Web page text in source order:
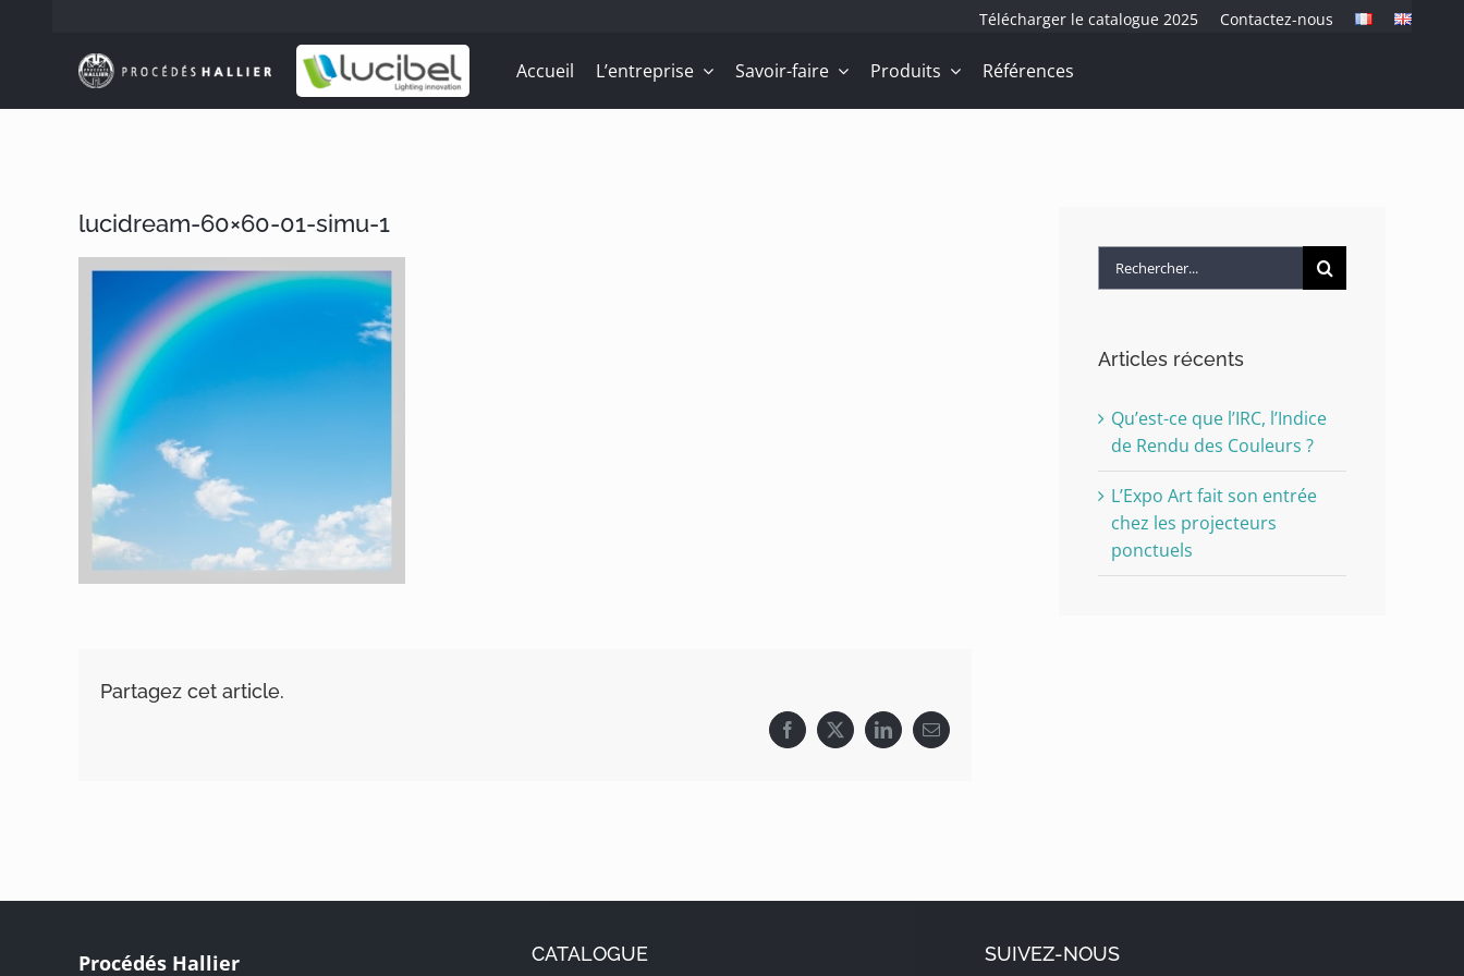
Télécharger le catalogue 2025 Contactez-nous
Accueil L’entreprise Savoir-faire Produits Références
lucidream-60×60-01-simu-1
Partagez cet article.
Facebook
X LinkedInEmail
Rechercher:
Articles récents
Qu’est-ce que l’IRC, l’Indice
de Rendu des Couleurs ?
L’Expo Art fait son entrée
chez les projecteurs
ponctuels
Procédés Hallier CATALOGUE SUIVEZ-NOUS